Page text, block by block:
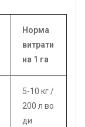
Норма
витрати
на 1 га
5-10 кг /
200 л во
ди